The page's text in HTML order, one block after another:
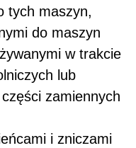
tych maszyn,
do maszyn
w trakcie
lub
zamiennych
i zniczami